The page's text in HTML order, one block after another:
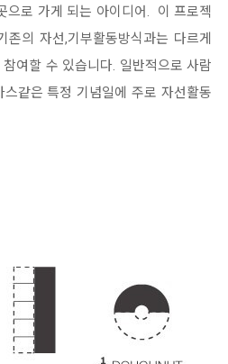
으로 가게 되는 아이디어. 이 프로젝
의 자선,기부활동방식과는 다르게
여할 수 있습니다. 일반적으로 사람
같은 특정 기념일에 주로 자선활동